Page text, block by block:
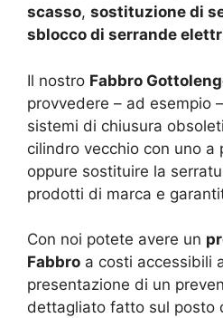
scasso, sostituzione di
sblocco di serrande
Il nostro Fabbro
provvedere – ad esempio
sistemi di chiusura
cilindro vecchio con uno a
oppure sostituire la
prodotti di marca e
Con noi potete avere un
Fabbro a costi accessibili
presentazione di un
dettagliato fatto sul posto